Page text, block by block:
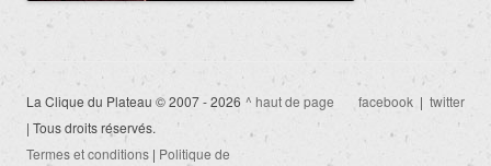
La Clique du Plateau © 2007 - 2026
| Tous droits réservés.
Termes et conditions | Politique de
^ haut de page facebook | twitter